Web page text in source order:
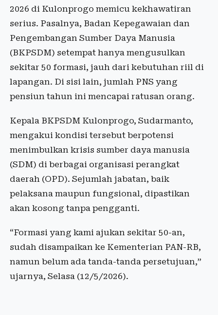
2026 di Kulonprogo memicu kekhawatiran
serius. Pasalnya, Badan Kepegawaian dan
Pengembangan Sumber Daya Manusia
(BKPSDM) setempat hanya mengusulkan
sekitar 50 formasi, jauh dari kebutuhan riil di
lapangan. Di sisi lain, jumlah PNS yang
pensiun tahun ini mencapai ratusan orang.
Kepala BKPSDM Kulonprogo, Sudarmanto,
mengakui kondisi tersebut berpotensi
menimbulkan krisis sumber daya manusia
(SDM) di berbagai organisasi perangkat
daerah (OPD). Sejumlah jabatan, baik
pelaksana maupun fungsional, dipastikan
akan kosong tanpa pengganti.
“Formasi yang kami ajukan sekitar 50-an,
sudah disampaikan ke Kementerian PAN-RB,
namun belum ada tanda-tanda persetujuan,”
ujarnya, Selasa (12/5/2026).